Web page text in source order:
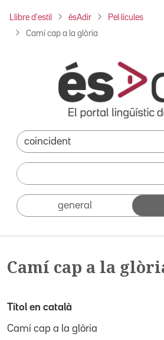
Llibre d'estil ésAdir Pel·lícules
Camí cap a la glòria
general
Camí cap a la
Títol en català
Camí cap a la glòria